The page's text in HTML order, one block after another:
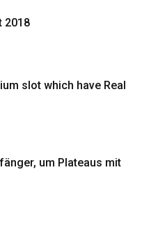
2018
slot which have Real
um Plateaus mit